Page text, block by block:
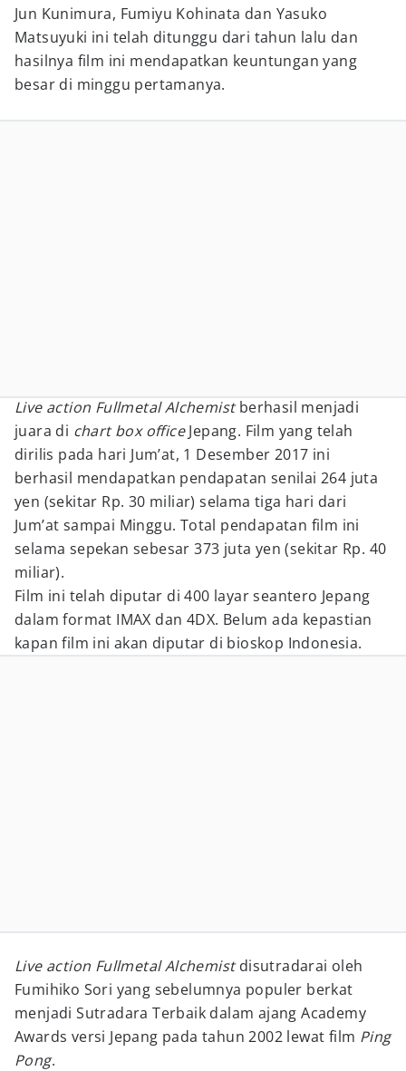
Jun Kunimura, Fumiyu Kohinata dan Yasuko
Matsuyuki ini telah ditunggu dari tahun lalu dan
hasilnya film ini mendapatkan keuntungan yang
besar di minggu pertamanya.
Live action Fullmetal Alchemistberhasil menjadi
juara di chart box officeJepang. Film yang telah
dirilis pada hari Jum’at, 1 Desember 2017 ini
berhasil mendapatkan pendapatan senilai 264 juta
yen (sekitar Rp. 30 miliar) selama tiga hari dari
Jum’at sampai Minggu. Total pendapatan film ini
selama sepekan sebesar 373 juta yen (sekitar Rp. 40
miliar).
Film ini telah diputar di 400 layar seantero Jepang
dalam format IMAX dan 4DX. Belum ada kepastian
kapan film ini akan diputar di bioskop Indonesia.
Live action Fullmetal Alchemistdisutradarai oleh
Fumihiko Sori yang sebelumnya populer berkat
menjadi Sutradara Terbaik dalam ajang Academy
Awards versi Jepang pada tahun 2002 lewat film Ping
Pong.